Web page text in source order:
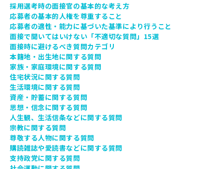
採用選考時の面接官の基本的な考え方
応募者の基本的人権を尊重すること
応募者の適性・能力に基づいた基準により行うこと
面接で聞いてはいけない「不適切な質問」15選
面接時に避けるべき質問カテゴリ
本籍地・出生地に関する質問
家族・家庭環境に関する質問
住宅状況に関する質問
生活環境に関する質問
資産・貯蓄に関する質問
思想・信念に関する質問
人生観、生活信条などに関する質問
宗教に関する質問
尊敬する人物に関する質問
購読雑誌や愛読書などに関する質問
支持政党に関する質問